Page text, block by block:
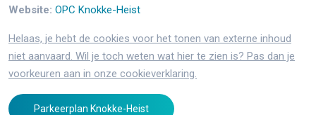
Website: OPC Knokke-Heist
Helaas, je hebt de cookies voor het tonen van externe inhoud
niet aanvaard. Wil je toch weten wat hier te zien is? Pas dan je
voorkeuren aan in onze cookieverklaring.
Parkeerplan Knokke-Heist